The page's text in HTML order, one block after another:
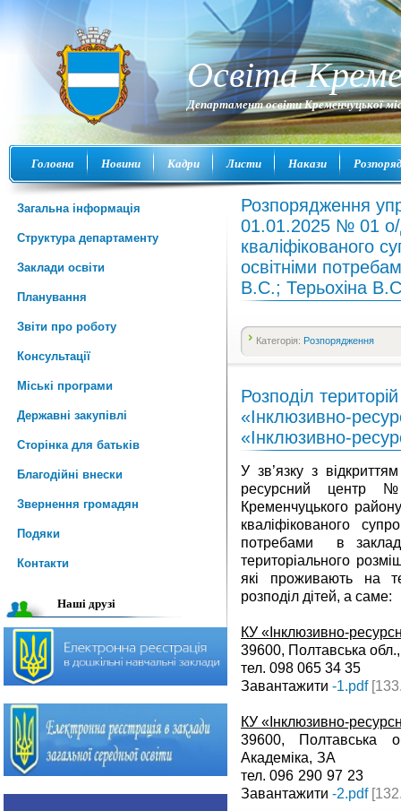
Освіта
Департамент освіти Кременчуцької
Головна Новини Кадри Листи Накази
Загальна інформація
Структура департаменту
Заклади освіти
Планування
Звіти про роботу
Консультації
Міські програми
Державні закупівлі
Сторінка для батьків
Благодійні внески
Звернення громадян
Подяки
Контакти
Наші друзі
Розпорядження
01.01.2025 № 01 о/
кваліфікованого
освітніми
В.С.; Терьохіна
Категорія: Розпорядження
Розподіл
«Інклюзивно-
«Інклюзивно-
У зв’язку з
ресурсний центр
Кременчуцького
кваліфікованого
потребами в
територіального
які проживають на
розподіл дітей, а саме:
КУ «Інклюзивно-
39600, Полтавська
тел. 098 065 34 35
Завантажити -1.pdf
КУ «Інклюзивно-
39600, Полтавська
Академіка, ЗА
тел. 096 290 97 23
Завантажити -2.pdf